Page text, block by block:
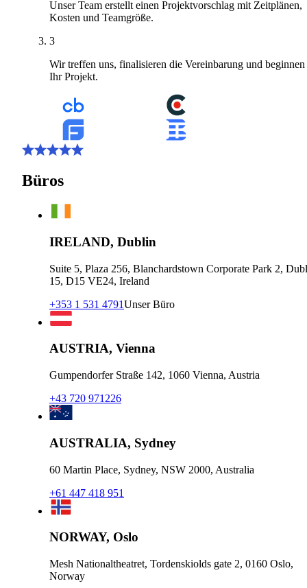
Unser Team erstellt einen Projektvorschlag mit Zeitplänen,
Kosten und Teamgröße.
3
Wir treffen uns, finalisieren die Vereinbarung und beginnen
Ihr Projekt.
Büros
IRELAND, Dublin
Suite 5, Plaza 256, Blanchardstown Corporate Park 2,
15, D15 VE24, Ireland
+353 1 531 4791Unser Büro
AUSTRIA, Vienna
Gumpendorfer Straße 142, 1060 Vienna, Austria
+43 720 971226
AUSTRALIA, Sydney
60 Martin Place, Sydney, NSW 2000, Australia
+61 447 418 951
NORWAY, Oslo
Mesh Nationaltheatret, Tordenskiolds gate 2, 0160 Oslo,
Norway